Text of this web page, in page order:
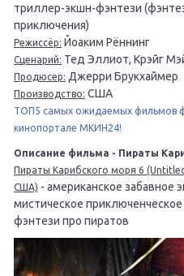
триллер-экшн-фэнтези
приключения)
Режиссёр: Йоаким Рённинг
Сценарий: Тед Эллиот, Крэйг
Продюсер: Джерри Брукхаймер
Производство: США
ТОП5 самых ожидаемых фильмов
кинопортале МКИН24!
Описание фильма - Пираты
Пираты Карибского моря 6
США) - американское забавное
мистическое
фэнтези про пиратов